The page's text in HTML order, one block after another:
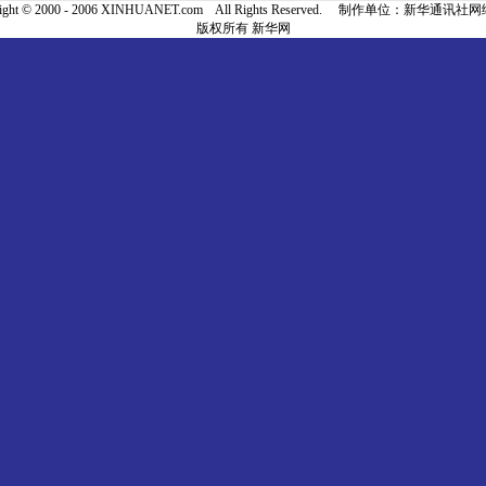
© 2000 - 2006 XINHUANET.com All Rights Reserved. 制作单位：新华通讯社网
版权所有 新华网